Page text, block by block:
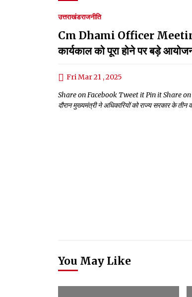
उत्तराखंडराजनीति
Cm Dhami Officer
कार्यकाल को पूरा होने पर बड़े
Fri Mar 21 , 2025
Share on Facebook Tweet it Pin it Share on
दौरान मुख्यमंत्री ने अधिकारियों को राज्य सरकार के
You May Like